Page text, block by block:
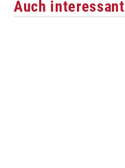
Auch interessant